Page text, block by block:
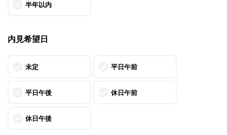
半年以内
内見希望日
未定 平日午前
平日午後 休日午前
休日午後